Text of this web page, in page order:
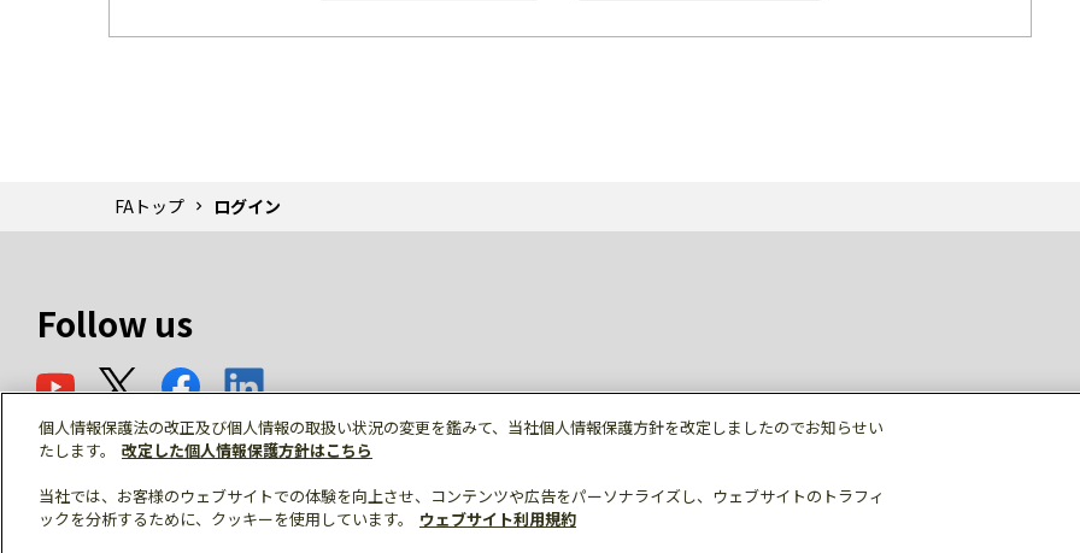
FAトップ ログイン
Follow us
© Mitsubishi Electric Corporation
個人情報保護法の改正及び個人情報の取扱い状況の変更を鑑みて、当社個人情報保護方針を改定しましたのでお知らせい
たします。
改定した個人情報保護方針はこちら
当社では、お客様のウェブサイトでの体験を向上させ、コンテンツや広告をパーソナライズし、ウェブサイトのトラフィ
ックを分析するために、クッキーを使用しています。
ウェブサイト利用規約